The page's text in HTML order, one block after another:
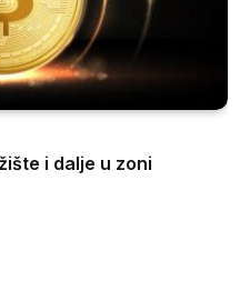
i dalje u zoni